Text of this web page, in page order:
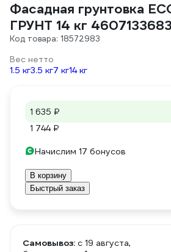
Фасадная грунтовка
ГРУНТ 14 кг
Код товара: 18572983
Вес нетто
1.5 кг3.5 кг7 кг14 кг
1 635 ₽
1 744 ₽
Начислим 17 бонусов
В корзину
Быстрый заказ
Самовывоз: c 19 августа,